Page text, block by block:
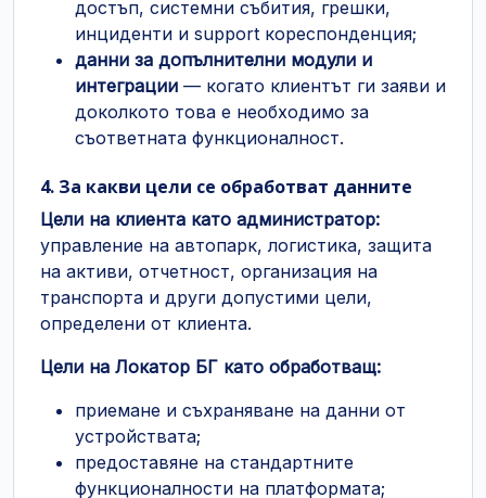
достъп, системни събития, грешки,
инциденти и support кореспонденция;
данни за допълнителни модули и
интеграции — когато клиентът ги заяви и
доколкото това е необходимо за
съответната функционалност.
4. За какви цели се обработват данните
Цели на клиента като администратор:
управление на автопарк, логистика, защита
на активи, отчетност, организация на
транспорта и други допустими цели,
определени от клиента.
Цели на Локатор БГ като обработващ:
приемане и съхраняване на данни от
устройствата;
предоставяне на стандартните
функционалности на платформата;